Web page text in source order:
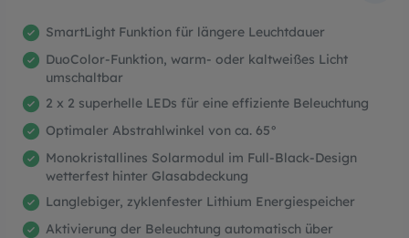
SmartLight Funktion für längere Leuchtdauer
DuoColor-Funktion, warm- oder kaltweißes Licht
umschaltbar
2 x 2 superhelle LEDs für eine effiziente Beleuchtung
Optimaler Abstrahlwinkel von ca. 65°
Monokristallines Solarmodul im Full-Black-Design
wetterfest hinter Glasabdeckung
Langlebiger, zyklenfester Lithium Energiespeicher
Aktivierung der Beleuchtung automatisch über